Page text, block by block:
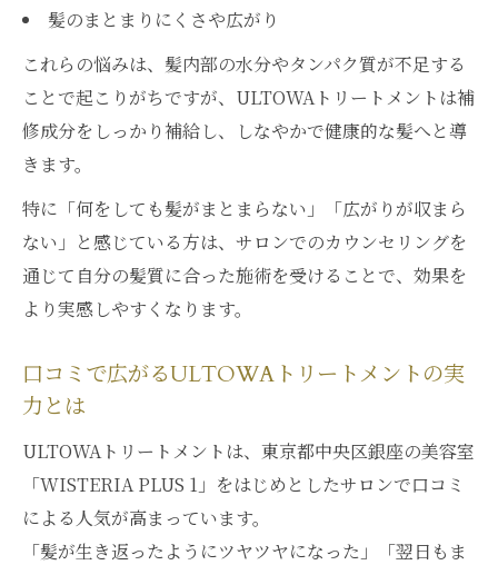
髪のまとまりにくさや広がり
これらの悩みは、髪内部の水分やタンパク質が不足する
ことで起こりがちですが、ULTOWAトリートメントは補
修成分をしっかり補給し、しなやかで健康的な髪へと導
きます。
特に「何をしても髪がまとまらない」「広がりが収まら
ない」と感じている方は、サロンでのカウンセリングを
通じて自分の髪質に合った施術を受けることで、効果を
より実感しやすくなります。
口コミで広がるULTOWAトリートメントの実
力とは
ULTOWAトリートメントは、東京都中央区銀座の美容室
「WISTERIA PLUS 1」をはじめとしたサロンで口コミ
による人気が高まっています。
「髪が生き返ったようにツヤツヤになった」「翌日もま